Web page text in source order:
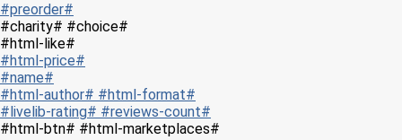
#preorder#
#charity# #choice#
#html-like#
#html-price#
#name#
#html-author# #html-format#
#livelib-rating# #reviews-count#
#html-btn# #html-marketplaces#